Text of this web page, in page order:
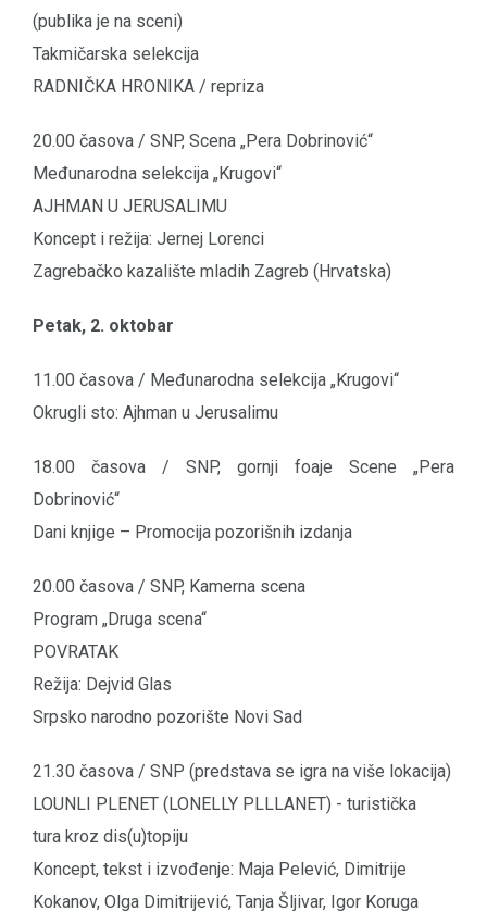
(publika je na sceni)
Takmičarska selekcija
RADNIČKA HRONIKA / repriza
20.00 časova / SNP, Scena „Pera Dobrinović“
Međunarodna selekcija „Krugovi“
AJHMAN U JERUSALIMU
Koncept i režija: Jernej Lorenci
Zagrebačko kazalište mladih Zagreb (Hrvatska)
Petak, 2. oktobar
11.00 časova / Međunarodna selekcija „Krugovi“
Okrugli sto: Ajhman u Jerusalimu
18.00 časova / SNP, gornji foaje Scene „Pera
Dobrinović“
Dani knjige – Promocija pozorišnih izdanja
20.00 časova / SNP, Kamerna scena
Program „Druga scena“
POVRATAK
Režija: Dejvid Glas
Srpsko narodno pozorište Novi Sad
21.30 časova / SNP (predstava se igra na više lokacija)
LOUNLI PLENET (LONELLY PLLLANET) - turistička
tura kroz dis(u)topiju
Koncept, tekst i izvođenje: Maja Pelević, Dimitrije
Kokanov, Olga Dimitrijević, Tanja Šljivar, Igor Koruga